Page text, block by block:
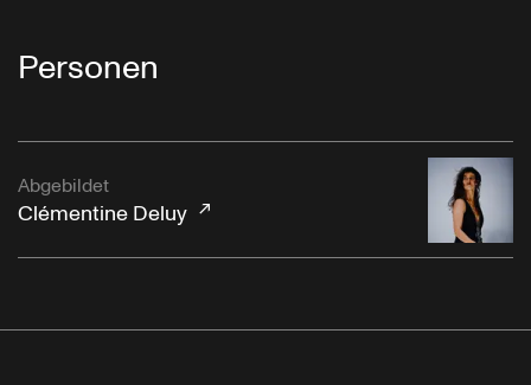
Personen
Abgebildet
Clémentine Deluy